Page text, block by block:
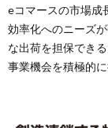
eコマースの市場成
効率化へのニーズ
な出荷を担保でき
事業機会を積極的